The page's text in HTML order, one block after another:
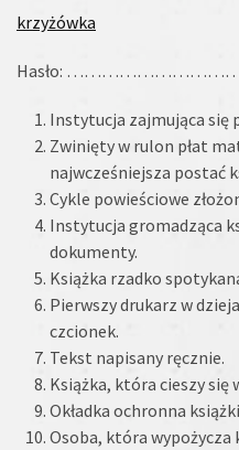
krzyżówka
Hasło:
Instytucja zajmująca się
Zwinięty w rulon płat
najwcześniejsza postać
Cykle powieściowe
Instytucja gromadząca
dokumenty.
Książka rzadko
Pierwszy drukarz w
czcionek.
Tekst napisany ręcznie.
Książka, która cieszy
Okładka ochronna
Osoba, która